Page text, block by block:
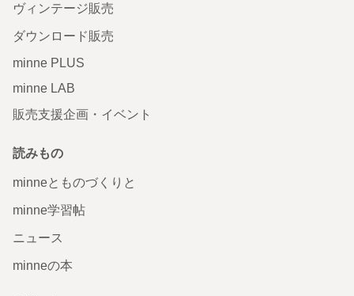
ヴィンテージ販売
ダウンロード販売
minne PLUS
minne LAB
販売支援企画・イベント
読みもの
minneとものづくりと
minne学習帖
ニュース
minneの本